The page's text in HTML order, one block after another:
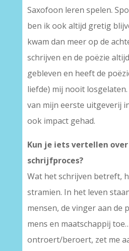
Saxofoon leren spelen.
ben ik ook altijd gretig
kwam dan meer op de
schrijven en de poëzie
gebleven en heeft de
liefde) mij nooit
van mijn eerste uitgeverij
ook impact gehad.
Kun je iets vertellen
schrijfproces?
Wat het schrijven betreft,
stramien. In het leven
mensen, de vinger aan de
mens en maatschappij
ontroert/beroert, zet me